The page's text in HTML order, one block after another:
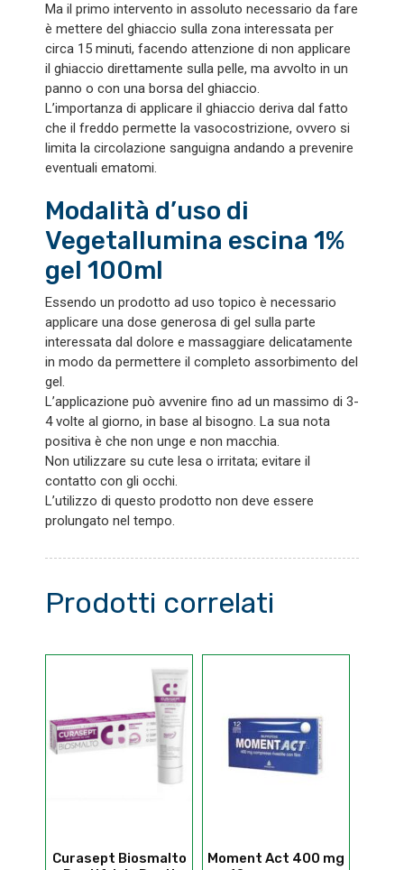
Ma il primo intervento in assoluto necessario da fare
è mettere del ghiaccio sulla zona interessata per
circa 15 minuti, facendo attenzione di non applicare
il ghiaccio direttamente sulla pelle, ma avvolto in un
panno o con una borsa del ghiaccio.
L’importanza di applicare il ghiaccio deriva dal fatto
che il freddo permette la vasocostrizione, ovvero si
limita la circolazione sanguigna andando a prevenire
eventuali ematomi.
Modalità d’uso di
Vegetallumina escina 1%
gel 100ml
Essendo un prodotto ad uso topico è necessario
applicare una dose generosa di gel sulla parte
interessata dal dolore e massaggiare delicatamente
in modo da permettere il completo assorbimento del
gel.
L’applicazione può avvenire fino ad un massimo di 3-
4 volte al giorno, in base al bisogno. La sua nota
positiva è che non unge e non macchia.
Non utilizzare su cute lesa o irritata; evitare il
contatto con gli occhi.
L’utilizzo di questo prodotto non deve essere
prolungato nel tempo.
Prodotti correlati
Curasept Biosmalto
Moment Act 400 mg